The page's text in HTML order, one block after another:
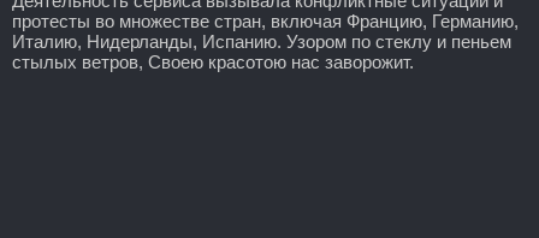
протесты во множестве стран, включая Францию, Германию,
Италию, Нидерланды, Испанию. Узором по стеклу и пеньем
стылых ветров, Своею красотою нас заворожит.